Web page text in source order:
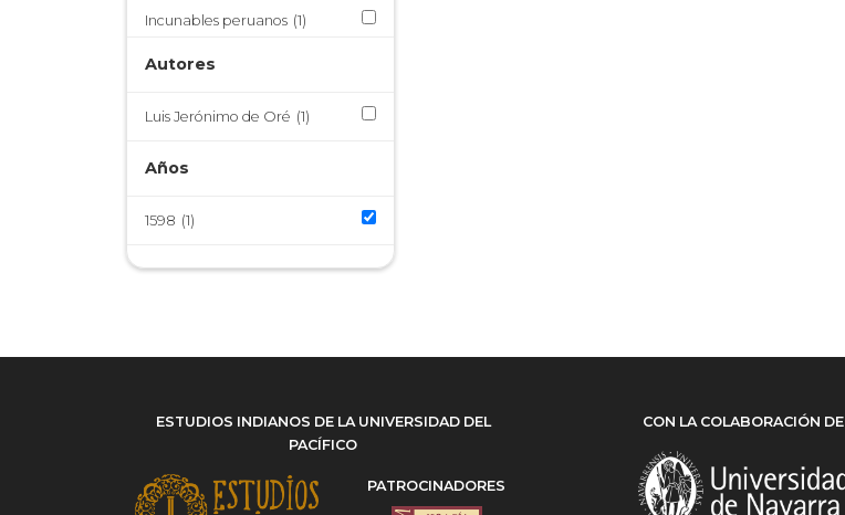
Incunables peruanos (1)
Quechua (1)
Autores
Luis Jerónimo de Oré (1)
Años
1598 (1)
ESTUDIOS INDIANOS DE LA UNIVERSIDAD DEL
PACÍFICO
PATROCINADORES
CON LA COLABORACIÓN DE